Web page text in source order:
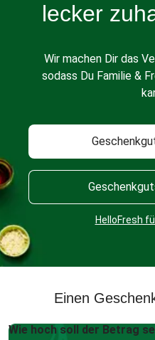
lecker
Wir machen Dir das
sodass Du Familie &
HelloFresh
Einen
Wie hoch soll der Betrag